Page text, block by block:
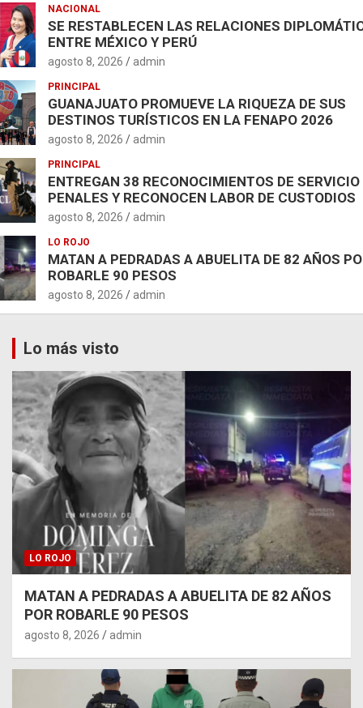
NACIONAL
SE RESTABLECEN LAS RELACIONES
ENTRE MÉXICO Y PERÚ
agosto 8, 2026 admin
PRINCIPAL
GUANAJUATO PROMUEVE LA RIQUEZA DE SUS
DESTINOS TURÍSTICOS EN LA FENAPO 2026
agosto 8, 2026 admin
PRINCIPAL
ENTREGAN 38 RECONOCIMIENTOS DE SERVICIO
PENALES Y RECONOCEN LABOR DE CUSTODIOS
agosto 8, 2026 admin
LO ROJO
MATAN A PEDRADAS A ABUELITA DE 82 AÑOS
ROBARLE 90 PESOS
agosto 8, 2026 admin
Lo más visto
LO ROJO
MATAN A PEDRADAS A ABUELITA DE 82 AÑOS
POR ROBARLE 90 PESOS
agosto 8, 2026 admin